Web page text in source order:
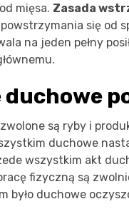
mięsa. Zasada
się od
na jeden pełny
duchowe
są ryby i
duchowe
wszystkim akt
fizyczną są
było duchowe